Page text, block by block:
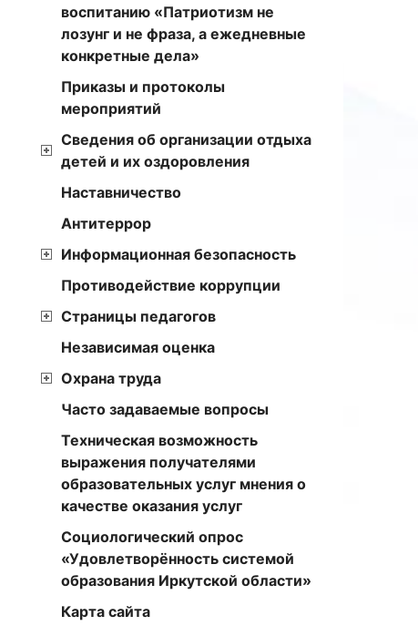
воспитанию «Патриотизм не
лозунг и не фраза, а ежедневные
конкретные дела»
Приказы и протоколы
мероприятий
Сведения об организации отдыха
детей и их оздоровления
Наставничество
Антитеррор
Информационная безопасность
Противодействие коррупции
Страницы педагогов
Независимая оценка
Охрана труда
Часто задаваемые вопросы
Техническая возможность
выражения получателями
образовательных услуг мнения о
качестве оказания услуг
Социологический опрос
«Удовлетворённость системой
образования Иркутской области»
Карта сайта